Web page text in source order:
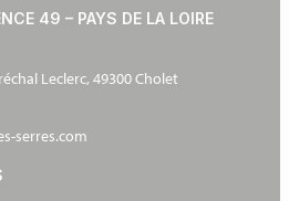
49 – PAYS DE LA LOIRE
Leclerc, 49300 Cholet
serres.com